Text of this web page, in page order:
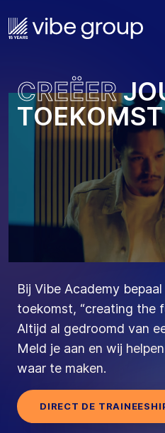
CREËER JO
TOEKOMST
Bij Vibe Academy
toekomst, “creating the
Altijd al gedroomd van
Meld je aan en wij
waar te maken.
DIRECT DE